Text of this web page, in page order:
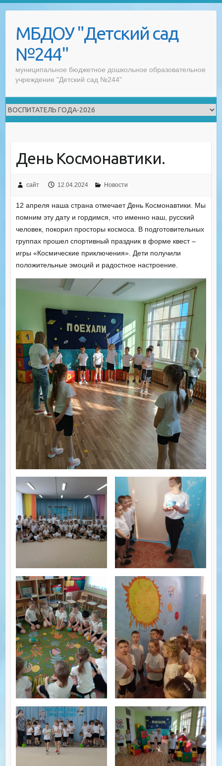
contentМБДОУ "Детский сад
№244"
муниципальное бюджетное дошкольное образовательное
учреждение "Детский сад №244"
День Космонавтики.
сайт 12.04.2024 Новости
12 апреля наша страна отмечает День Космонавтики. Мы
помним эту дату и гордимся, что именно наш, русский
человек, покорил просторы космоса. В подготовительных
группах прошел спортивный праздник в форме квест –
игры «Космические приключения». Дети получили
положительные эмоций и радостное настроение.